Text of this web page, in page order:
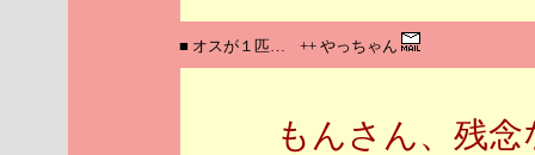
■ オスが１匹… ++ やっちゃん
もんさん、残